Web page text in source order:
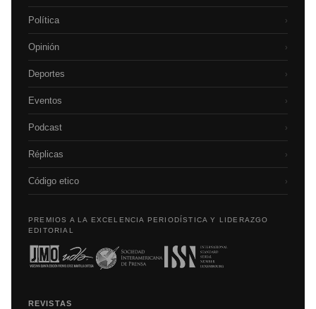
Política ›
Opinión ›
Deportes ›
Eventos ›
Podcast ›
Réplicas ›
Código etico ›
PREMIOS A LA EXCELENCIA PERIODÍSTICA Y LIDERAZGO
EDITORIAL
REVISTAS